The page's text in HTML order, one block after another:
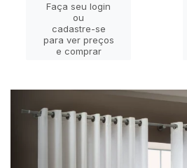
Faça seu login
ou
cadastre-se
para ver preços
e comprar